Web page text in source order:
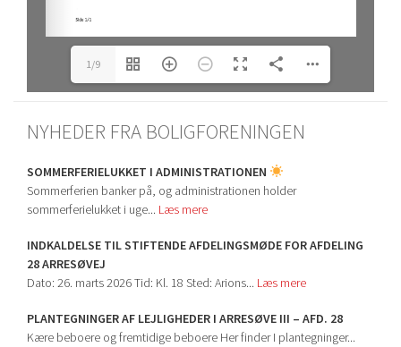
1/9
NYHEDER FRA BOLIGFORENINGEN
SOMMERFERIELUKKET I ADMINISTRATIONEN
Sommerferien banker på, og administrationen holder
sommerferielukket i uge... Læs mere
INDKALDELSE TIL STIFTENDE AFDELINGSMØDE FOR AFDELING
28 ARRESØVEJ
Dato: 26. marts 2026 Tid: Kl. 18 Sted: Arions... Læs mere
PLANTEGNINGER AF LEJLIGHEDER I ARRESØVE III – AFD. 28
Kære beboere og fremtidige beboere Her finder I plantegninger...